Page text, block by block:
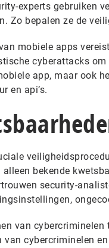
experts gebruiken
Zo bepalen ze de
mobiele apps
cyberattacks
app, maar ook
en api’s.
bekende
security-
van
van cybercriminelen